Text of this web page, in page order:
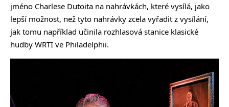
jméno Charlese Dutoita na nahrávkách, které vysílá, jako
lepší možnost, než tyto nahrávky zcela vyřadit z vysílání,
jak tomu například učinila rozhlasová stanice klasické
hudby WRTI ve Philadelphii.